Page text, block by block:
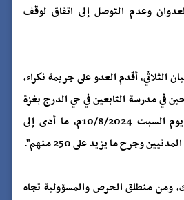
وعدم التوصل إلى اتفاق لوقف
الثلاثي، أقدم العدو على جريمة نكراء،
في مدرسة التابعين في حي الدرج بغزة
وهم يؤدون صلاة الفجر يوم السبت 10/8/2024م، ما أدى إلى
وجرح ما يزيد على 250 منهم".
ومن منطلق الحرص والمسؤولية تجاه